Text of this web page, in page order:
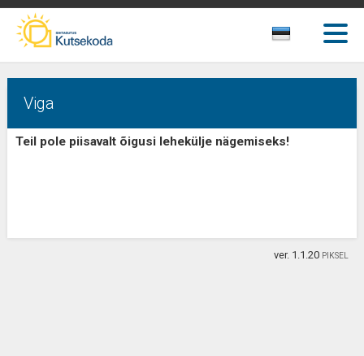
Viga
Teil pole piisavalt õigusi lehekülje nägemiseks!
ver. 1.1.20 PIKSEL